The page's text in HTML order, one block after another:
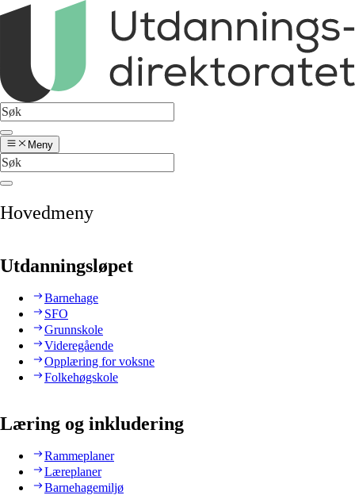
Meny
Hovedmeny
Utdanningsløpet
Barnehage
SFO
Grunnskole
Videregående
Opplæring for voksne
Folkehøgskole
Læring og inkludering
Rammeplaner
Læreplaner
Barnehagemiljø